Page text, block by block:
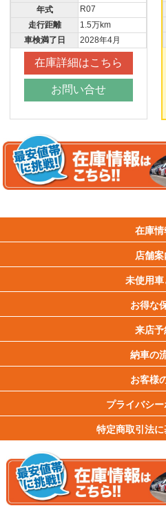
年式
R07
走行距離
1.5万km
車検満了日
2028年4月
在庫詳細はこちら
お問い合せ
在庫情
店舗
未使用車
お得な
来店予
納車の
お客様
プライバシ
特定商取引法